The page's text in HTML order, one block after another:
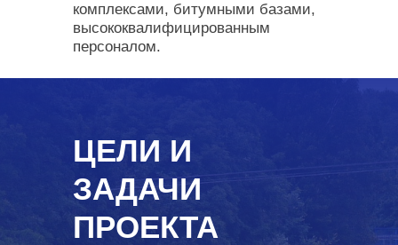
комплексами, битумными базами,
высококвалифицированным
персоналом.
ЦЕЛИ И
ЗАДАЧИ
ПРОЕКТА